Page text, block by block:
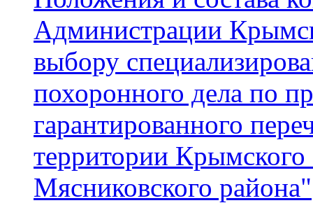
Администрации
выбору
похоронного дела по
гарантированного
территории Крымского
Мясниковского района"